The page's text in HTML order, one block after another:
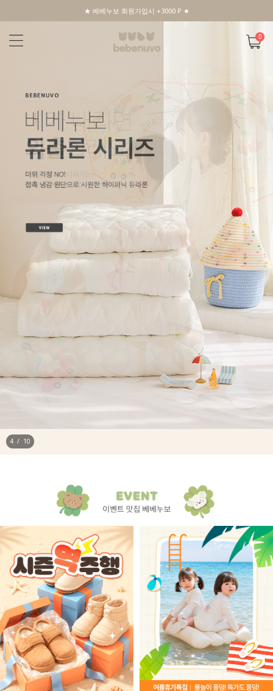
★ 베베누보 회원가입시 +3000 P ★
0
4 / 10